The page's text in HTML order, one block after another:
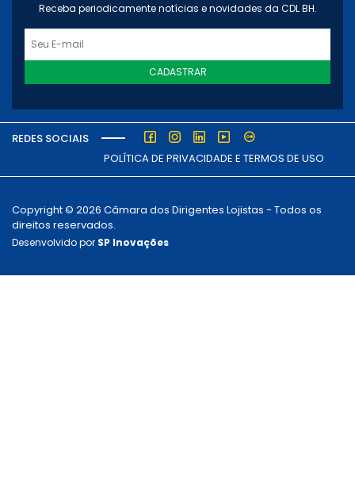
Receba periodicamente notícias e novidades da CDL BH.
CADASTRAR
REDES SOCIAIS
POLÍTICA DE PRIVACIDADE E TERMOS DE USO
Copyright © 2026 Câmara dos Dirigentes Lojistas - Todos os
direitos reservados.
Desenvolvido por SP Inovações